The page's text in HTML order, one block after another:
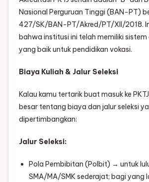
Nasional Perguruan Tinggi (BAN-PT)
427/SK/BAN-PT/Akred/PT/XII/2018.
bahwa institusi ini telah memiliki
yang baik untuk pendidikan vokasi.
Biaya Kuliah & Jalur Seleksi
Kalau kamu tertarik buat masuk ke
besar tentang biaya dan jalur seleksi
dipertimbangkan:
Jalur Seleksi:
Pola Pembibitan (Polbit) → untuk
SMA/MA/SMK sederajat; bagi yang